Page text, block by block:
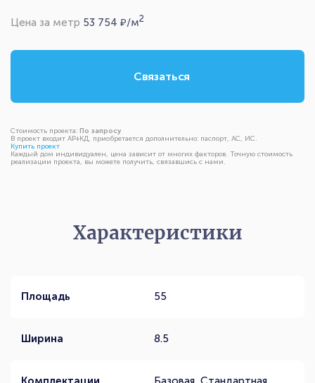
Цена за метр 53 754 ₽/м2
Связаться
Стоимость проекта: По запросу
В проект входит АР+КД, приобретается дополнительно: паспорт, АС, ИС.
Купить проект
Каждый дом индивидуален, цена зависит от многих факторов. Точную стоимость
реализации проекта, вы можете получить, связавшись с нами.
Характеристики
Площадь 55
Ширина 8.5